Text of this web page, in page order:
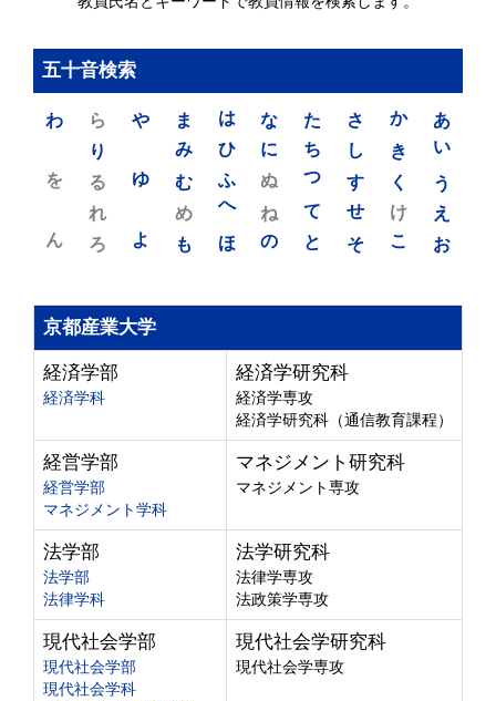
五十音検索
あ
い
う
え
お
か
き
く
け
こ
さ
し
す
せ
そ
た
ち
つ
て
と
な
に
ぬ
ね
の
は
ひ
ふ
へ
ほ
ま
み
む
め
も
や
ゆ
よ
ら
り
る
れ
ろ
わ
を
ん
京都産業大学
経済学部
経済学科
経済学研究科
経済学専攻
経済学研究科（通信教育課程）
経営学部
経営学部
マネジメント学科
マネジメント研究科
マネジメント専攻
法学部
法学部
法律学科
法学研究科
法律学専攻
法政策学専攻
現代社会学部
現代社会学部
現代社会学科
現代社会学研究科
現代社会学専攻